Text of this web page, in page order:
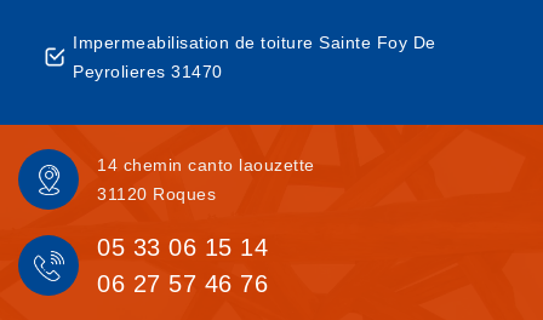
Impermeabilisation de toiture Sainte Foy De
Peyrolieres 31470
14 chemin canto laouzette
31120 Roques
05 33 06 15 14
06 27 57 46 76